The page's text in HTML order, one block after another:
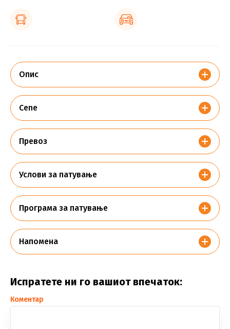
Опис
Cene
Превоз
Услови за патување
Програма за патување
Напомена
Испратете ни го вашиот впечаток:
Коментар